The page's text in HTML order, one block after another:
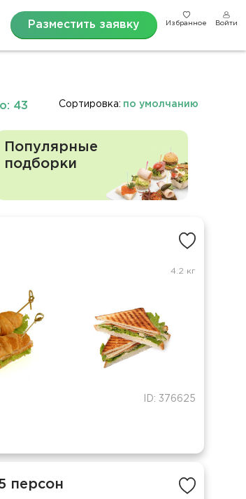
Разместить заявку Избранное Войти
43 Сортировка: по умолчанию
Популярные
подборки
4.2 кг
ID: 376625
персон